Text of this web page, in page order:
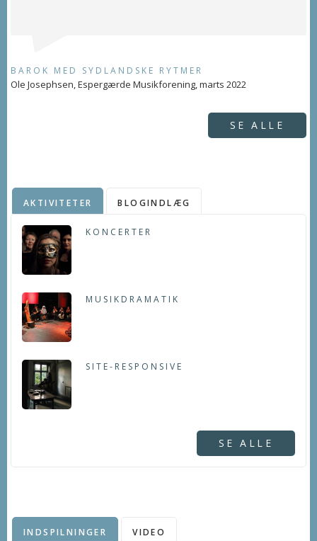
BAROK MED SYDLANDSKE RYTMER
Ole Josephsen, Espergærde Musikforening, marts 2022
SE ALLE
AKTIVITETER BLOGINDLÆG
KONCERTER
MUSIKDRAMATIK
SITE-RESPONSIVE
SE ALLE
INDSPILNINGER VIDEO